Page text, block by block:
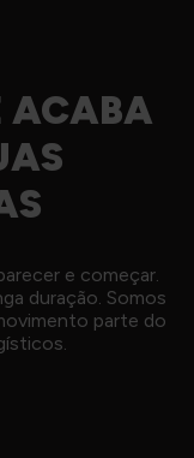
ACABA
e começar.
duração. Somos
parte do